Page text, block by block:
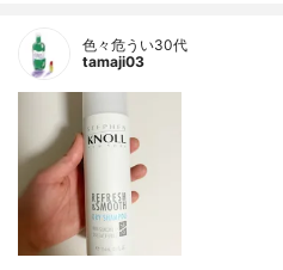
色々危うい30代
tamaji03